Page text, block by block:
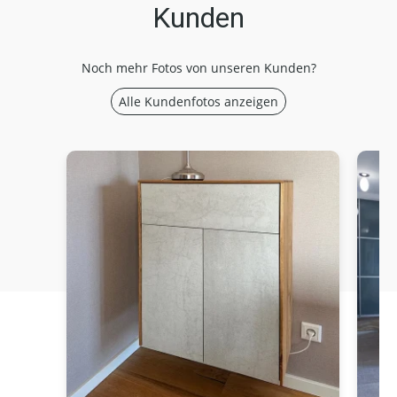
Kunden
Noch mehr Fotos von unseren Kunden?
Alle Kundenfotos anzeigen